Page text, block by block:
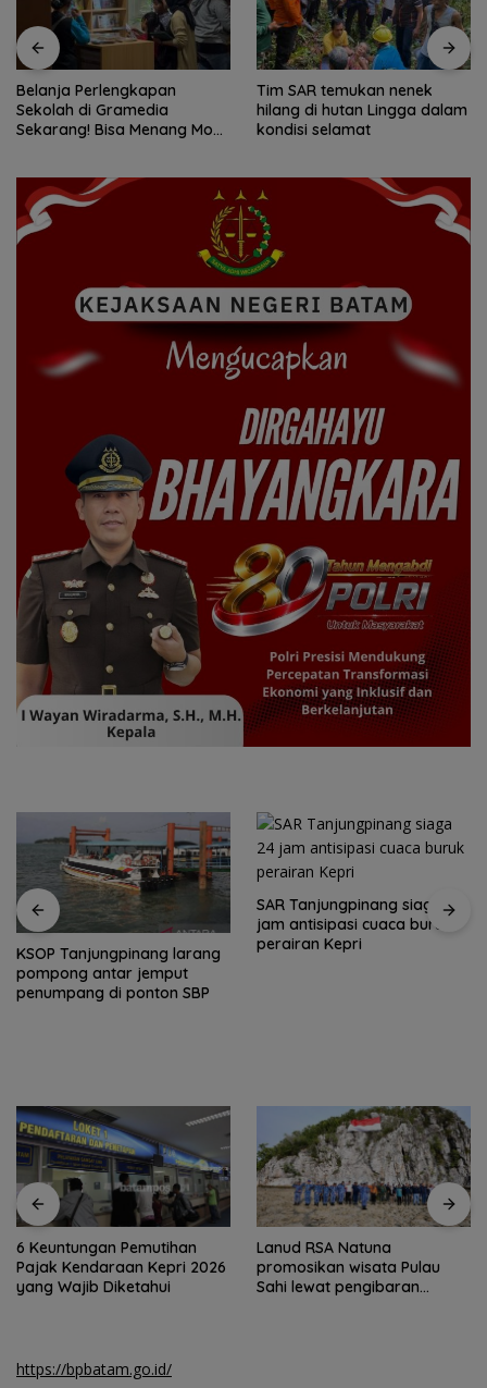
Belanja Perlengkapan
Sekolah di Gramedia
Sekarang! Bisa Menang Mobil
Tim SAR temukan nenek
hilang di hutan Lingga dalam
kondisi selamat
KSOP Tanjungpinang larang
pompong antar jemput
penumpang di ponton SBP
SAR Tanjungpinang siaga 24
jam antisipasi cuaca buruk
perairan Kepri
6 Keuntungan Pemutihan
Pajak Kendaraan Kepri 2026
yang Wajib Diketahui
Lanud RSA Natuna
promosikan wisata Pulau
Sahi lewat pengibaran
https://bpbatam.go.id/